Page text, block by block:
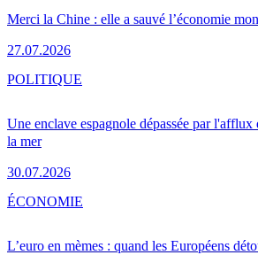
Merci la Chine : elle a sauvé l’économie
27.07.2026
Une enclave espagnole dépassée par
la mer
30.07.2026
POLITIQUE
L’euro en mèmes : quand les Européens
ÉCONOMIE